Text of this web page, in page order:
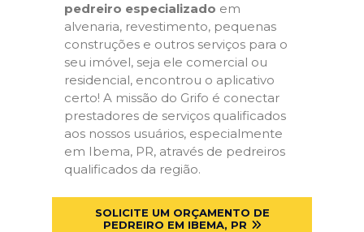
pedreiro especializado em
alvenaria, revestimento, pequenas
construções e outros serviços para o
seu imóvel, seja ele comercial ou
residencial, encontrou o aplicativo
certo! A missão do Grifo é conectar
prestadores de serviços qualificados
aos nossos usuários, especialmente
em Ibema, PR, através de pedreiros
qualificados da região.
SOLICITE UM ORÇAMENTO DE
PEDREIRO EM IBEMA, PR